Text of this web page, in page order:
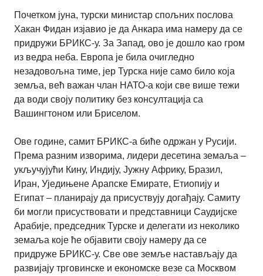
Почетком јуна, турски министар спољних послова
Хакан Фидан изјавио је да Анкара има намеру да се
придружи БРИКС-у. За Запад, ово је дошло као гром
из ведра неба. Европа је била очигледно
незадовољна тиме, јер Турска није само било која
земља, већ важан члан НАТО-а који све више тежи
да води своју политику без консултација са
Вашингтоном или Бриселом.
Ове године, самит БРИКС-а биће одржан у Русији.
Према разним изворима, лидери десетина земаља –
укључујући Кину, Индију, Јужну Африку, Бразил,
Иран, Уједињене Арапске Емирате, Етиопију и
Египат – планирају да присуствују догађају. Самиту
би могли присуствовати и представници Саудијске
Арабије, председник Турске и делегати из неколико
земаља које ће објавити своју намеру да се
придруже БРИКС-у. Све ове земље настављају да
развијају трговинске и економске везе са Москвом